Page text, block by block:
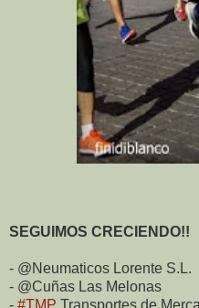
SEGUIMOS CRECIENDO!!
- @Neumaticos Lorente S.L.
- @Cuñas Las Melonas